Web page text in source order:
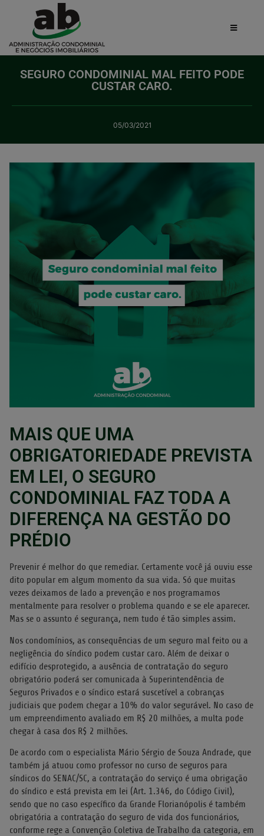
SEGURO CONDOMINIAL MAL FEITO PODE
CUSTAR CARO.
05/03/2021
MAIS QUE UMA
OBRIGATORIEDADE PREVISTA
EM LEI, O SEGURO
CONDOMINIAL FAZ TODA A
DIFERENÇA NA GESTÃO DO
PRÉDIO
Prevenir é melhor do que remediar. Certamente você já ouviu esse
dito popular em algum momento da sua vida. Só que muitas
vezes deixamos de lado a prevenção e nos programamos
mentalmente para resolver o problema quando e se ele aparecer.
Mas se o assunto é segurança, nem tudo é tão simples assim.
Nos condomínios, as consequências de um seguro mal feito ou a
negligência do síndico podem custar caro. Além de deixar o
edifício desprotegido, a ausência de contratação do seguro
obrigatório poderá ser comunicada à Superintendência de
Seguros Privados e o síndico estará suscetível a cobranças
judiciais que podem chegar a 10% do valor segurável. No caso de
um empreendimento avaliado em R$ 20 milhões, a multa pode
chegar à casa dos R$ 2 milhões.
De acordo com o especialista Mário Sérgio de Souza Andrade, que
também já atuou como professor no curso de seguros para
síndicos do SENAC/SC, a contratação do serviço é uma obrigação
do síndico e está prevista em lei (Art. 1.346, do Código Civil),
sendo que no caso específico da Grande Florianópolis é também
obrigatória a contratação do seguro de vida dos funcionários,
conforme rege a Convenção Coletiva de Trabalho da categoria, em